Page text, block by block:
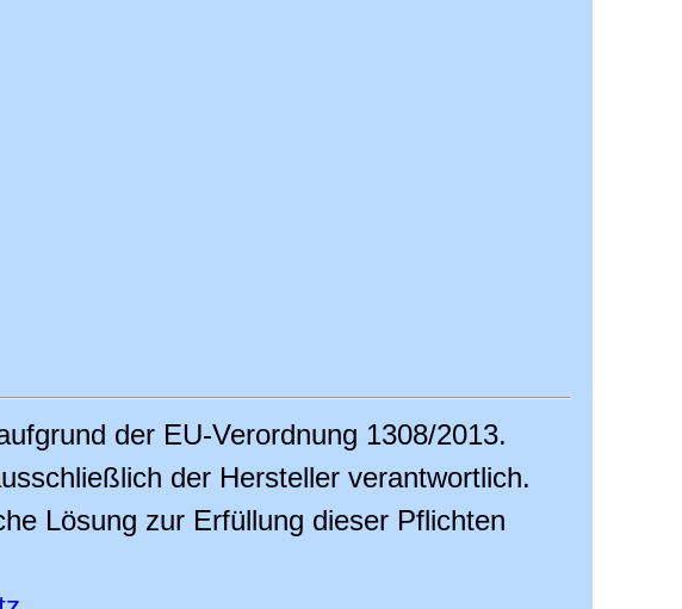
der EU-Verordnung 1308/2013.
der Hersteller verantwortlich.
Lösung zur Erfüllung dieser Pflichten